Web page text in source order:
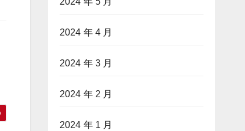
2024 年 4 月
2024 年 3 月
2024 年 2 月
2024 年 1 月